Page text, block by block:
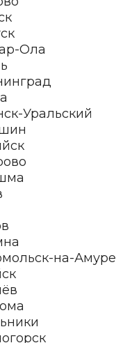
Ола
Уральский
на-Амуре